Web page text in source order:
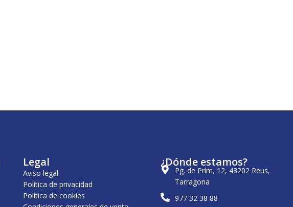
Legal
Aviso legal
Política de privacidad
Política de cookies
¿Dónde estamos?
Pg. de Prim, 12, 43202 Reus,
Tarragona
977 32 38 88